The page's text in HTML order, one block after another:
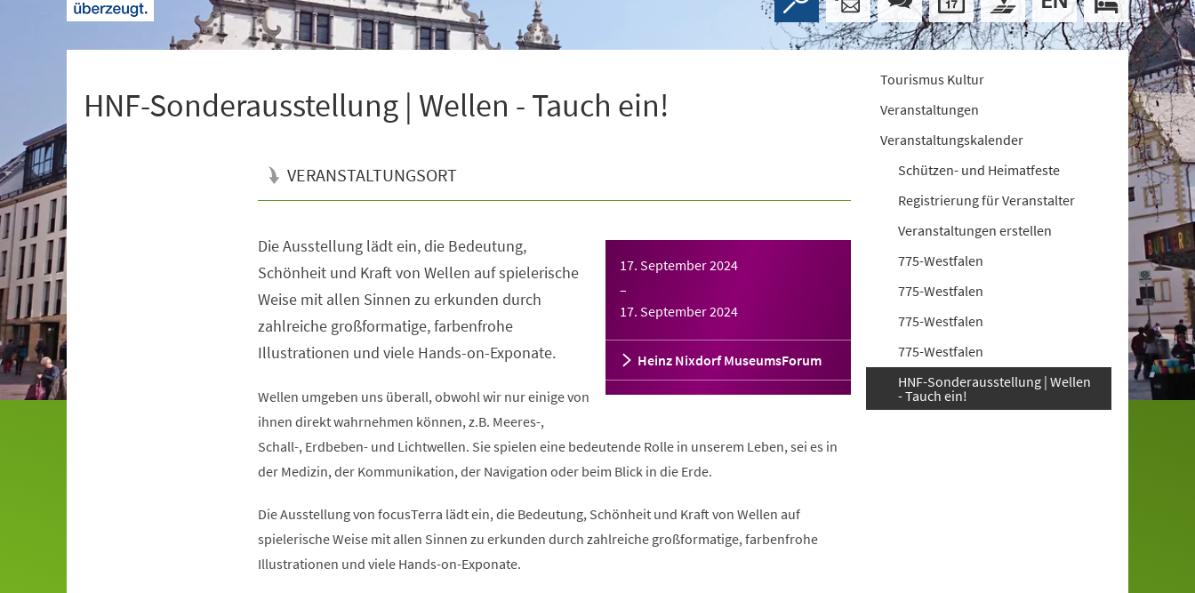
HNF-Sonderausstellung | Wellen - Tauch ein!
VERANSTALTUNGSORT
17. September 2024
–
17. September 2024
Heinz Nixdorf MuseumsForum
Die Ausstellung lädt ein, die Bedeutung,
Schönheit und Kraft von Wellen auf spielerische
Weise mit allen Sinnen zu erkunden durch
zahlreiche großformatige, farbenfrohe
Illustrationen und viele Hands-on-Exponate.
Wellen umgeben uns überall, obwohl wir nur einige von
ihnen direkt wahrnehmen können, z.B. Meeres-,
Schall-, Erdbeben- und Lichtwellen. Sie spielen eine bedeutende Rolle in unserem Leben, sei es in
der Medizin, der Kommunikation, der Navigation oder beim Blick in die Erde.
Die Ausstellung von focusTerra lädt ein, die Bedeutung, Schönheit und Kraft von Wellen auf
spielerische Weise mit allen Sinnen zu erkunden durch zahlreiche großformatige, farbenfrohe
Illustrationen und viele Hands-on-Exponate.
Tourismus Kultur
Veranstaltungen
Veranstaltungskalender
Schützen- und Heimatfeste
Registrierung für Veranstalter
Veranstaltungen erstellen
775-Westfalen
775-Westfalen
775-Westfalen
775-Westfalen
HNF-Sonderausstellung | Wellen
- Tauch ein!